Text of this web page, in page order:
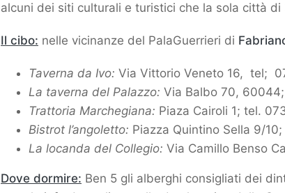
alcuni dei siti culturali e turistici che la sola città di
Il cibo: nelle vicinanze del PalaGuerrieri di
Taverna da Ivo: Via Vittorio Veneto 16, tel;
La taverna del Palazzo: Via Balbo 70,
Trattoria Marchegiana: Piaza Cairoli 1; tel.
Bistrot l’angoletto: Piazza Quintino Sella 9/
La locanda del Collegio: Via Camillo Benso
Dove dormire: Ben 5 gli alberghi consigliati dei